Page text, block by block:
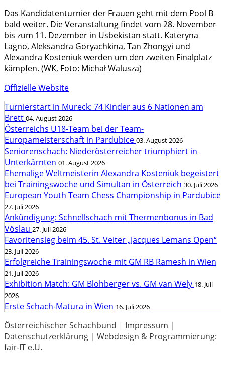
Das Kandidatenturnier der Frauen geht mit dem Pool B
bald weiter. Die Veranstaltung findet vom 28. November
bis zum 11. Dezember in Usbekistan statt. Kateryna
Lagno, Aleksandra Goryachkina, Tan Zhongyi und
Alexandra Kosteniuk werden um den zweiten Finalplatz
kämpfen. (WK, Foto: Michał Walusza)
Offizielle Website
Turnierstart in Mureck: 74 Kinder aus 6 Nationen am
Brett 04. August 2026
Österreichs U18-Team bei der Team-
Europameisterschaft in Pardubice 03. August 2026
Seniorenschach: Niederösterreicher triumphiert in
Unterkärnten 01. August 2026
Ehemalige Weltmeisterin Alexandra Kosteniuk begeistert
bei Trainingswoche und Simultan in Österreich 30. Juli 2026
European Youth Team Chess Championship in Pardubice
27. Juli 2026
Ankündigung: Schnellschach mit Thermenbonus in Bad
Vöslau 27. Juli 2026
Favoritensieg beim 45. St. Veiter „Jacques Lemans Open“
23. Juli 2026
Erfolgreiche Trainingswoche mit GM RB Ramesh in Wien
21. Juli 2026
Exhibition Match: GM Blohberger vs. GM van Wely 18. Juli
2026
Erste Schach-Matura in Wien 16. Juli 2026
Österreichischer Schachbund | Impressum |
Datenschutzerklärung | Webdesign & Programmierung:
fair-IT e.U.